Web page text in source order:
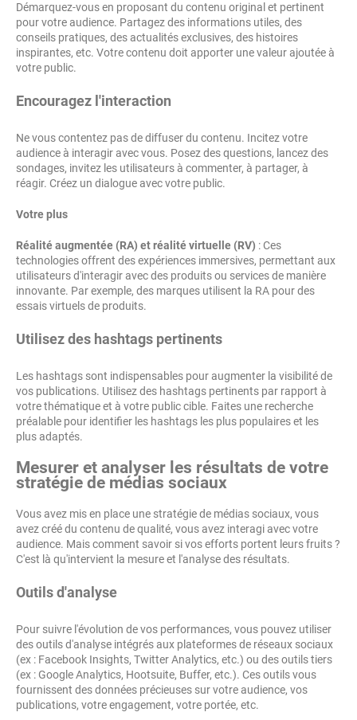
Démarquez-vous en proposant du contenu original et pertinent
pour votre audience. Partagez des informations utiles, des
conseils pratiques, des actualités exclusives, des histoires
inspirantes, etc. Votre contenu doit apporter une valeur ajoutée à
votre public.
Encouragez l'interaction
Ne vous contentez pas de diffuser du contenu. Incitez votre
audience à interagir avec vous. Posez des questions, lancez des
sondages, invitez les utilisateurs à commenter, à partager, à
réagir. Créez un dialogue avec votre public.
Votre plus
Réalité augmentée (RA) et réalité virtuelle (RV) : Ces
technologies offrent des expériences immersives, permettant aux
utilisateurs d'interagir avec des produits ou services de manière
innovante. Par exemple, des marques utilisent la RA pour des
essais virtuels de produits.
Utilisez des hashtags pertinents
Les hashtags sont indispensables pour augmenter la visibilité de
vos publications. Utilisez des hashtags pertinents par rapport à
votre thématique et à votre public cible. Faites une recherche
préalable pour identifier les hashtags les plus populaires et les
plus adaptés.
Mesurer et analyser les résultats de votre
stratégie de médias sociaux
Vous avez mis en place une stratégie de médias sociaux, vous
avez créé du contenu de qualité, vous avez interagi avec votre
audience. Mais comment savoir si vos efforts portent leurs fruits ?
C'est là qu'intervient la mesure et l'analyse des résultats.
Outils d'analyse
Pour suivre l'évolution de vos performances, vous pouvez utiliser
des outils d'analyse intégrés aux plateformes de réseaux sociaux
(ex : Facebook Insights, Twitter Analytics, etc.) ou des outils tiers
(ex : Google Analytics, Hootsuite, Buffer, etc.). Ces outils vous
fournissent des données précieuses sur votre audience, vos
publications, votre engagement, votre portée, etc.